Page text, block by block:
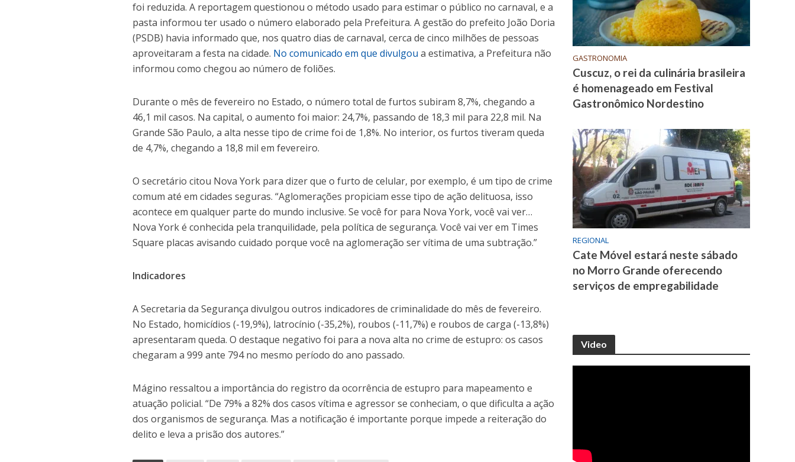
foi reduzida. A reportagem questionou o método usado para estimar o público no carnaval, e a
pasta informou ter usado o número elaborado pela Prefeitura. A gestão do prefeito João Doria
(PSDB) havia informado que, nos quatro dias de carnaval, cerca de cinco milhões de pessoas
aproveitaram a festa na cidade. No comunicado em que divulgou a estimativa, a Prefeitura não
informou como chegou ao número de foliões.
Durante o mês de fevereiro no Estado, o número total de furtos subiram 8,7%, chegando a
46,1 mil casos. Na capital, o aumento foi maior: 24,7%, passando de 18,3 mil para 22,8 mil. Na
Grande São Paulo, a alta nesse tipo de crime foi de 1,8%. No interior, os furtos tiveram queda
de 4,7%, chegando a 18,8 mil em fevereiro.
O secretário citou Nova York para dizer que o furto de celular, por exemplo, é um tipo de crime
comum até em cidades seguras. “Aglomerações propiciam esse tipo de ação delituosa, isso
acontece em qualquer parte do mundo inclusive. Se você for para Nova York, você vai ver…
Nova York é conhecida pela tranquilidade, pela política de segurança. Você vai ver em Times
Square placas avisando cuidado porque você na aglomeração ser vítima de uma subtração.”
Indicadores
A Secretaria da Segurança divulgou outros indicadores de criminalidade do mês de fevereiro.
No Estado, homicídios (-19,9%), latrocínio (-35,2%), roubos (-11,7%) e roubos de carga (-13,8%)
apresentaram queda. O destaque negativo foi para a nova alta no crime de estupro: os casos
chegaram a 999 ante 794 no mesmo período do ano passado.
Mágino ressaltou a importância do registro da ocorrência de estupro para mapeamento e
atuação policial. “De 79% a 82% dos casos vítima e agressor se conheciam, o que dificulta a ação
dos organismos de segurança. Mas a notificação é importante porque impede a reiteração do
delito e leva a prisão dos autores.”
GASTRONOMIA
Cuscuz, o rei da culinária brasileira
é homenageado em Festival
Gastronômico Nordestino
REGIONAL
Cate Móvel estará neste sábado
no Morro Grande oferecendo
serviços de empregabilidade
Video